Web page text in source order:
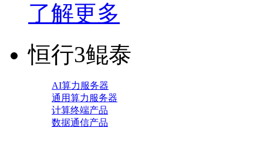
了解更多
恒行3鲲泰
AI算力服务器
通用算力服务器
计算终端产品
数据通信产品